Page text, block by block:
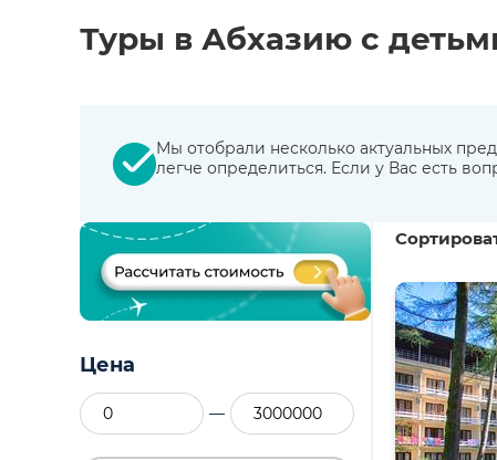
Туры в Абхазию с
Мы отобрали несколько актуальных
легче определиться. Если у Вас есть
Цена
—